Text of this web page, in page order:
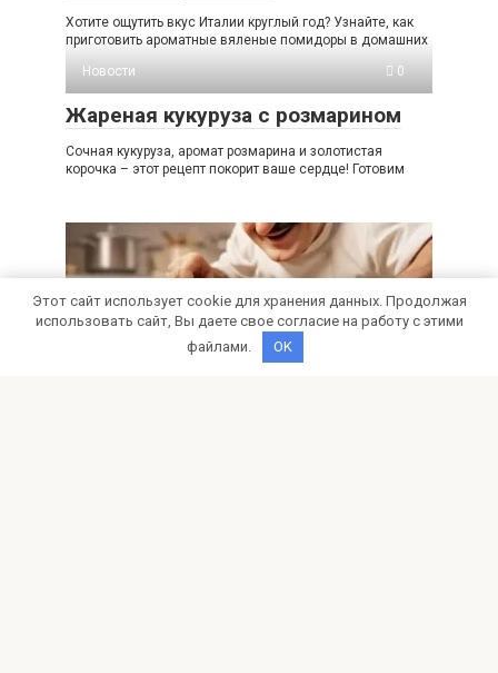
Хотите ощутить вкус Италии круглый год? Узнайте, как
приготовить ароматные вяленые помидоры в домашних
Новости
0
Жареная кукуруза с розмарином
Сочная кукуруза, аромат розмарина и золотистая
корочка – этот рецепт покорит ваше сердце! Готовим
Этот сайт использует cookie для хранения данных. Продолжая
использовать сайт, Вы даете свое согласие на работу с этими
файлами.
OK